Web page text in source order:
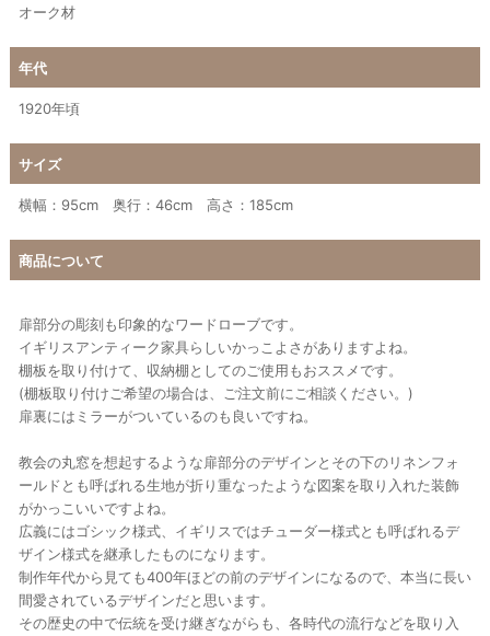
オーク材
年代
1920年頃
サイズ
横幅：95cm 奥行：46cm 高さ：185cm
商品について
扉部分の彫刻も印象的なワードローブです。
イギリスアンティーク家具らしいかっこよさがありますよね。
棚板を取り付けて、収納棚としてのご使用もおススメです。
(棚板取り付けご希望の場合は、ご注文前にご相談ください。)
扉裏にはミラーがついているのも良いですね。
教会の丸窓を想起するような扉部分のデザインとその下のリネンフォ
ールドとも呼ばれる生地が折り重なったような図案を取り入れた装飾
がかっこいいですよね。
広義にはゴシック様式、イギリスではチューダー様式とも呼ばれるデ
ザイン様式を継承したものになります。
制作年代から見ても400年ほどの前のデザインになるので、本当に長い
間愛されているデザインだと思います。
その歴史の中で伝統を受け継ぎながらも、各時代の流行などを取り入